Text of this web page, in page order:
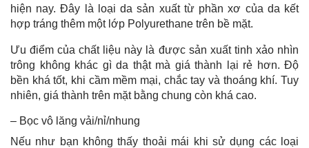
hiện nay. Đây là loại da sản xuất từ phần xơ của da kết
hợp tráng thêm một lớp Polyurethane trên bề mặt.
Ưu điểm của chất liệu này là được sản xuất tinh xảo nhìn
trông không khác gì da thật mà giá thành lại rẻ hơn. Độ
bền khá tốt, khi cầm mềm mại, chắc tay và thoáng khí. Tuy
nhiên, giá thành trên mặt bằng chung còn khá cao.
– Bọc vô lăng vải/nỉ/nhung
Nếu như bạn không thấy thoải mái khi sử dụng các loại